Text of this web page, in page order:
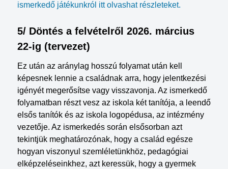
ismerkedő játékunkról itt olvashat részleteket.
5/ Döntés a felvételről 2026. március
22-ig (tervezet)
Ez után az aránylag hosszú folyamat után kell
képesnek lennie a családnak arra, hogy jelentkezési
igényét megerősítse vagy visszavonja. Az ismerkedő
folyamatban részt vesz az iskola két tanítója, a leendő
elsős tanítók és az iskola logopédusa, az intézmény
vezetője. Az ismerkedés során elsősorban azt
tekintjük meghatározónak, hogy a család egésze
hogyan viszonyul szemléletünkhöz, pedagógiai
elképzeléseinkhez, azt keressük, hogy a gyermek